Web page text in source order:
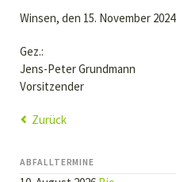
Winsen, den 15. November 2024
Gez.:
Jens-Peter Grundmann
Vorsitzender
Zurück
ABFALLTERMINE